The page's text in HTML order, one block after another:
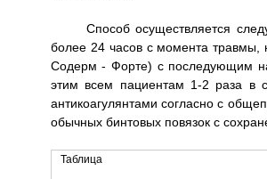
Способ осуществляется
более 24 часов с момента травмы,
Содерм - Форте) с последующим
этим всем пациентам 1-2 раза в
антикоагулянтами согласно с
обычных бинтовых повязок с
Таблица